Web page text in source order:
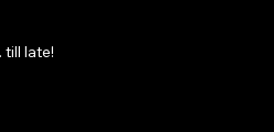
till late!